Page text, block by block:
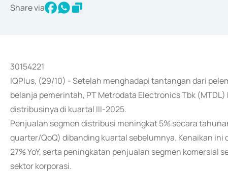
Share via
30154221
IQPlus, (29/10) - Setelah menghadapi tantangan dari
belanja pemerintah, PT Metrodata Electronics Tbk
distribusinya di kuartal III-2025.
Penjualan segmen distribusi meningkat 5% secara
quarter/QoQ) dibanding kuartal sebelumnya. Kenaikan
27% YoY, serta peningkatan penjualan segmen komersial
sektor korporasi.